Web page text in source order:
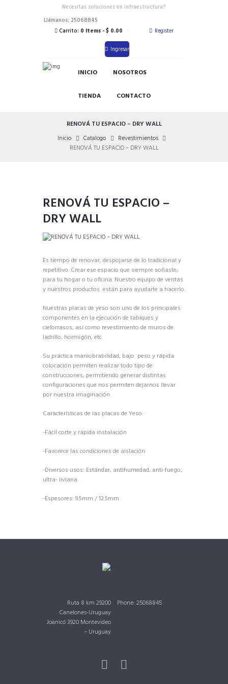
Necesitas soluciones en infraestructura?
Llámanos: 25068845
Carrito: 0 Items-$ 0.00 Register
Ingresar
INICIO NOSOTROS
TIENDA CONTACTO
RENOVÁ TU ESPACIO – DRY WALL
Inicio
Catalogo
Revestimientos
RENOVÁ TU ESPACIO – DRY WALL
RENOVÁ TU ESPACIO –
DRY WALL
Es tiempo de renovar, despojarse de lo tradicional y
repetitivo. Crear ese espacio que siempre soñaste,
para tu hogar o tu oficina. Nuestro equipo de ventas
y nuestros productos están para ayudarte a hacerlo.
Nuestras placas de yeso son uno de los principales
componentes en la ejecución de tabiques y
cielorrasos, así como revestimiento de muros de
ladrillo, hormigón, etc.
Su práctica maniobrabilidad, bajo peso y rápida
colocación permiten realizar todo tipo de
construcciones, permitiendo generar distintas
configuraciones que nos permiten dejarnos llevar
por nuestra imaginación.
Características de las placas de Yeso:
-Fácil corte y rápida instalación
-Favorece las condiciones de aislación
-Diversos usos: Estándar, antihumedad, anti-fuego,
ultra- liviana.
-Espesores: 9.5mm / 12.5mm
Phone: 25068845
Ruta 8 km 29200
Canelones-Uruguay
Joanicó 3920 Montevideo
– Uruguay